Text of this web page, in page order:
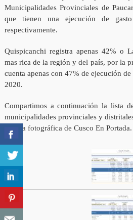
Municipalidades Provinciales de
que tienen una ejecución de
respectivamente.
Quispicanchi registra apenas 42% o
mas rica de la región y del país, por la
cuenta apenas con 47% de ejecución
2020.
Compartimos a continuación la lista
municipalidades provinciales y
galería fotográfica de Cusco En Portada.